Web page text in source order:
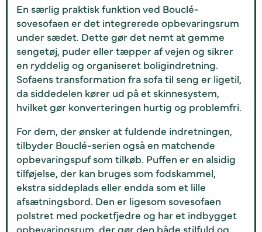
En særlig praktisk funktion ved Bouclé-
sovesofaen er det integrerede opbevaringsrum
under sædet. Dette gør det nemt at gemme
sengetøj, puder eller tæpper af vejen og sikrer
en ryddelig og organiseret boligindretning.
Sofaens transformation fra sofa til seng er ligetil,
da siddedelen kører ud på et skinnesystem,
hvilket gør konverteringen hurtig og problemfri.
For dem, der ønsker at fuldende indretningen,
tilbyder Bouclé-serien også en matchende
opbevaringspuf som tilkøb. Puffen er en alsidig
tilføjelse, der kan bruges som fodskammel,
ekstra siddeplads eller endda som et lille
afsætningsbord. Den er ligesom sovesofaen
polstret med pocketfjedre og har et indbygget
opbevaringsrum, der gør den både stilfuld og